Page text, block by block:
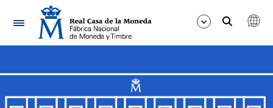
Navigation